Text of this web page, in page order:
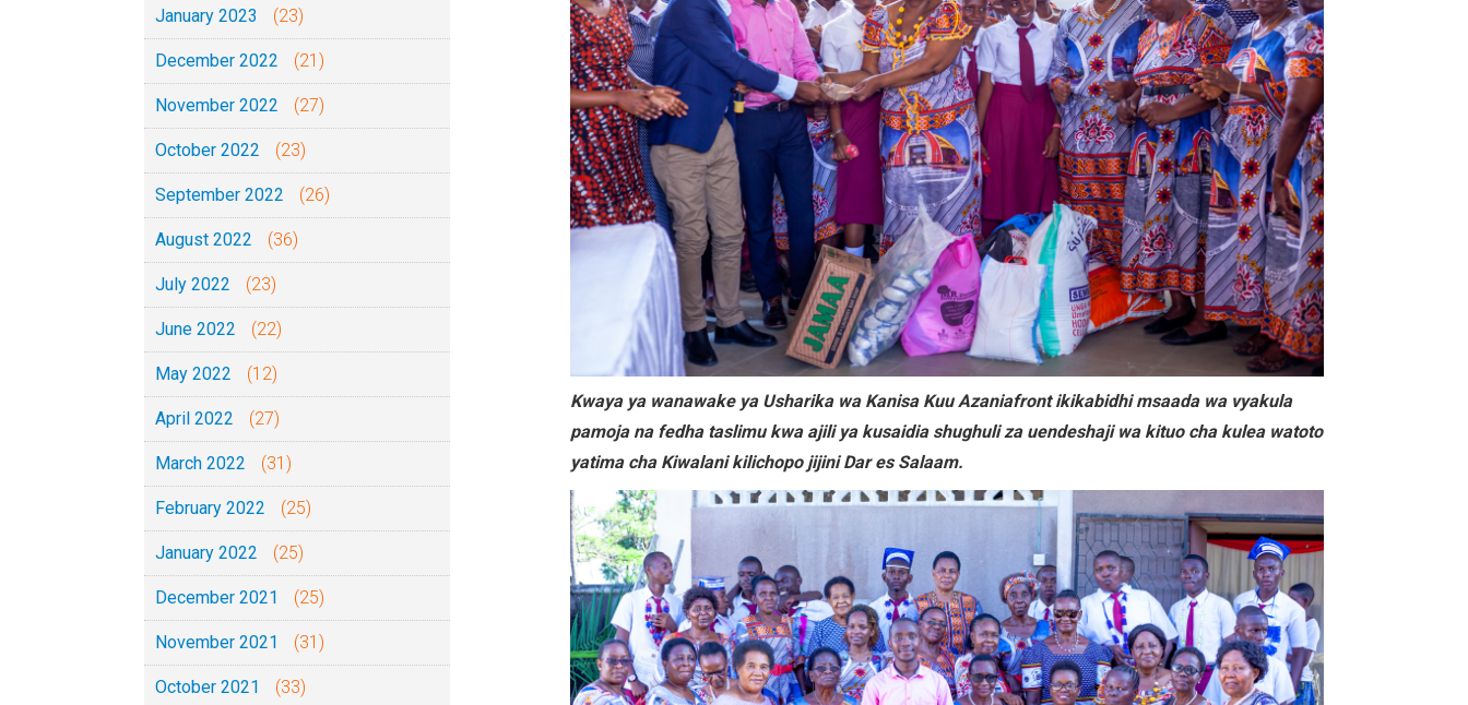
January 2023 (23)
December 2022 (21)
November 2022 (27)
October 2022 (23)
September 2022 (26)
August 2022 (36)
July 2022 (23)
June 2022 (22)
May 2022 (12)
April 2022 (27)
March 2022 (31)
February 2022 (25)
January 2022 (25)
December 2021 (25)
November 2021 (31)
October 2021 (33)
Kwaya ya wanawake ya Usharika wa Kanisa Kuu Azaniafront ikikabidhi msaada wa vyakula
pamoja na fedha taslimu kwa ajili ya kusaidia shughuli za uendeshaji wa kituo cha kulea watoto
yatima cha Kiwalani kilichopo jijini Dar es Salaam.